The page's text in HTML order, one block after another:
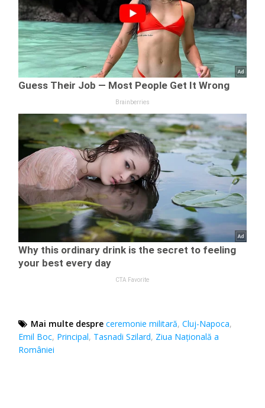
Mai multe despre ceremonie militară,Cluj-Napoca,
Emil Boc, Principal, Tasnadi Szilard, Ziua Națională a
României